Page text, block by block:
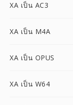
XA เป็น AC3
XA เป็น M4A
XA เป็น OPUS
XA เป็น W64